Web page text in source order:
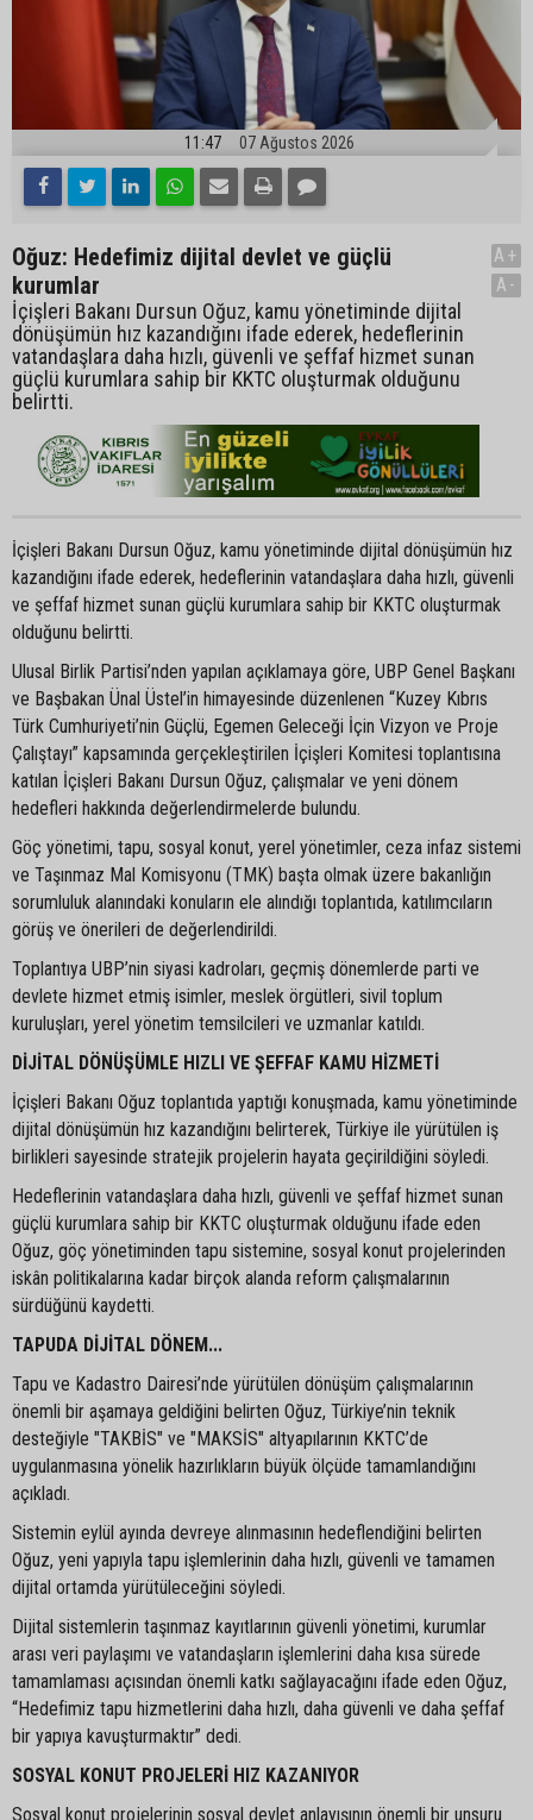
11:47 07 Ağustos 2026
Oğuz: Hedefimiz dijital devlet ve güçlü
kurumlar
İçişleri Bakanı Dursun Oğuz, kamu yönetiminde dijital
dönüşümün hız kazandığını ifade ederek, hedeflerinin
vatandaşlara daha hızlı, güvenli ve şeffaf hizmet sunan
güçlü kurumlara sahip bir KKTC oluşturmak olduğunu
belirtti.
A+
A-
İçişleri Bakanı Dursun Oğuz, kamu yönetiminde dijital dönüşümün hız
kazandığını ifade ederek, hedeflerinin vatandaşlara daha hızlı, güvenli
ve şeffaf hizmet sunan güçlü kurumlara sahip bir KKTC oluşturmak
olduğunu belirtti.
Ulusal Birlik Partisi’nden yapılan açıklamaya göre, UBP Genel Başkanı
ve Başbakan Ünal Üstel’in himayesinde düzenlenen “Kuzey Kıbrıs
Türk Cumhuriyeti’nin Güçlü, Egemen Geleceği İçin Vizyon ve Proje
Çalıştayı” kapsamında gerçekleştirilen İçişleri Komitesi toplantısına
katılan İçişleri Bakanı Dursun Oğuz, çalışmalar ve yeni dönem
hedefleri hakkında değerlendirmelerde bulundu.
Göç yönetimi, tapu, sosyal konut, yerel yönetimler, ceza infaz sistemi
ve Taşınmaz Mal Komisyonu (TMK) başta olmak üzere bakanlığın
sorumluluk alanındaki konuların ele alındığı toplantıda, katılımcıların
görüş ve önerileri de değerlendirildi.
Toplantıya UBP’nin siyasi kadroları, geçmiş dönemlerde parti ve
devlete hizmet etmiş isimler, meslek örgütleri, sivil toplum
kuruluşları, yerel yönetim temsilcileri ve uzmanlar katıldı.
DİJİTAL DÖNÜŞÜMLE HIZLI VE ŞEFFAF KAMU HİZMETİ
İçişleri Bakanı Oğuz toplantıda yaptığı konuşmada, kamu yönetiminde
dijital dönüşümün hız kazandığını belirterek, Türkiye ile yürütülen iş
birlikleri sayesinde stratejik projelerin hayata geçirildiğini söyledi.
Hedeflerinin vatandaşlara daha hızlı, güvenli ve şeffaf hizmet sunan
güçlü kurumlara sahip bir KKTC oluşturmak olduğunu ifade eden
Oğuz, göç yönetiminden tapu sistemine, sosyal konut projelerinden
iskân politikalarına kadar birçok alanda reform çalışmalarının
sürdüğünü kaydetti.
TAPUDA DİJİTAL DÖNEM...
Tapu ve Kadastro Dairesi’nde yürütülen dönüşüm çalışmalarının
önemli bir aşamaya geldiğini belirten Oğuz, Türkiye’nin teknik
desteğiyle "TAKBİS" ve "MAKSİS" altyapılarının KKTC’de
uygulanmasına yönelik hazırlıkların büyük ölçüde tamamlandığını
açıkladı.
Sistemin eylül ayında devreye alınmasının hedeflendiğini belirten
Oğuz, yeni yapıyla tapu işlemlerinin daha hızlı, güvenli ve tamamen
dijital ortamda yürütüleceğini söyledi.
Dijital sistemlerin taşınmaz kayıtlarının güvenli yönetimi, kurumlar
arası veri paylaşımı ve vatandaşların işlemlerini daha kısa sürede
tamamlaması açısından önemli katkı sağlayacağını ifade eden Oğuz,
“Hedefimiz tapu hizmetlerini daha hızlı, daha güvenli ve daha şeffaf
bir yapıya kavuşturmaktır” dedi.
SOSYAL KONUT PROJELERİ HIZ KAZANIYOR
Sosyal konut projelerinin sosyal devlet anlayışının önemli bir unsuru